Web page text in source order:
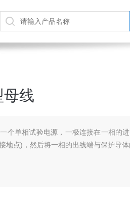
线
个单相试验电源，一极连接在一相的
地点)，然后将一相的出线端与保护导体